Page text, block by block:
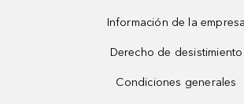
Información de la empresa
Derecho de desistimiento
Condiciones generales